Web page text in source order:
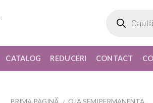
search
CATALOG REDUCERI CONTACT